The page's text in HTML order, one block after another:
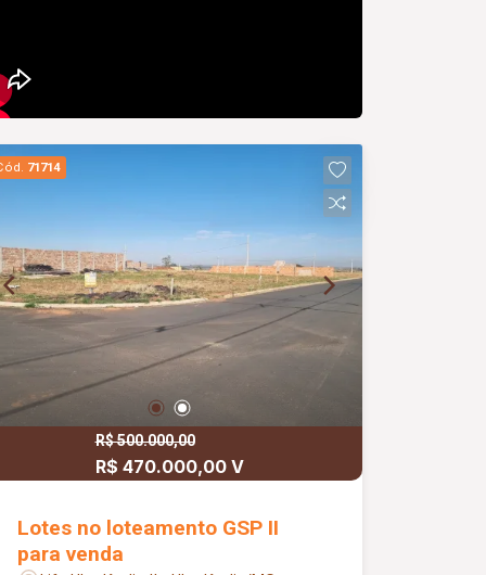
71714
R$ 500.000,00
R$ 470.000,00 V
Lotes no loteamento GSP II
para venda